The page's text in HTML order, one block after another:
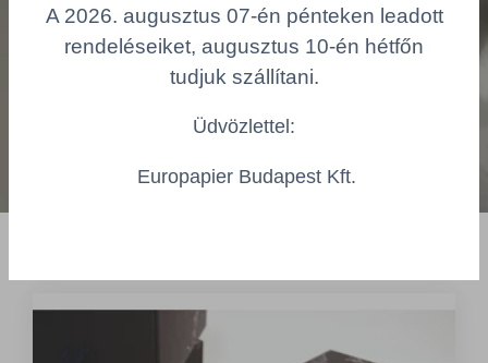
A 2026. augusztus 07-én pénteken leadott
rendeléseiket, augusztus 10-én hétfőn
tudjuk szállítani.
Üdvözlettel:
Europapier Budapest Kft.